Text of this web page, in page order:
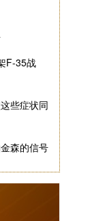
F-35战
些症状同
森的信号